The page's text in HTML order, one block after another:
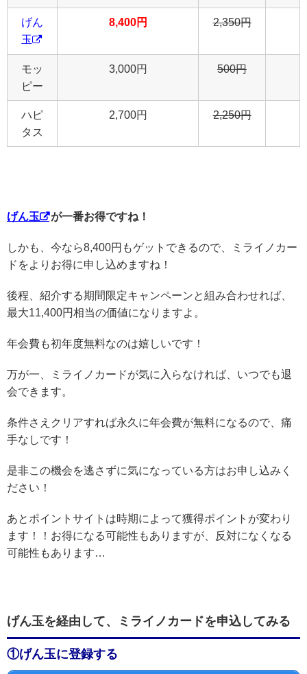
げん
玉
8,400円 2,350円
モッ
ピー
3,000円 500円
ハピ
タス
2,700円 2,250円
げん玉 が一番お得ですね！
しかも、今なら8,400円もゲットできるので、ミライノカー
ドをよりお得に申し込めますね！
後程、紹介する期間限定キャンペーンと組み合わせれば、
最大11,400円相当の価値になりますよ。
年会費も初年度無料なのは嬉しいです！
万が一、ミライノカードが気に入らなければ、いつでも退
会できます。
条件さえクリアすれば永久に年会費が無料になるので、痛
手なしです！
是非この機会を逃さずに気になっている方はお申し込みく
ださい！
あとポイントサイトは時期によって獲得ポイントが変わり
ます！！お得になる可能性もありますが、反対になくなる
可能性もあります…
げん玉を経由して、ミライノカードを申込してみる
①げん玉に登録する